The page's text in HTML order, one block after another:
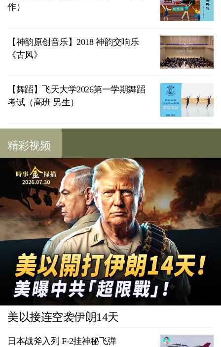
作）
【神韵原创音乐】2018 神韵交响乐
《古风》
【舞蹈】飞天大学2026第一学期舞蹈
考试（高班 男生）
精彩视频
美以接连空袭伊朗14天
日本战斧入列 F-2挂神秘飞弹